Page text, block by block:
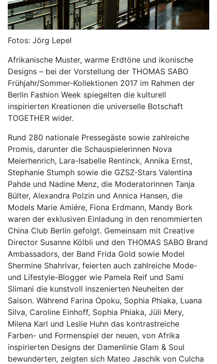
Fotos: Jörg Lepel
Afrikanische Muster, warme Erdtöne und ikonische
Designs – bei der Vorstellung der THOMAS SABO
Frühjahr/Sommer-Kollektionen 2017 im Rahmen der
Berlin Fashion Week spiegelten die kulturell
inspirierten Kreationen die universelle Botschaft
TOGETHER wider.
Rund 280 nationale Pressegäste sowie zahlreiche
Promis, darunter die Schauspielerinnen Nova
Meierhenrich, Lara-Isabelle Rentinck, Annika Ernst,
Stephanie Stumph sowie die GZSZ-Stars Valentina
Pahde und Nadine Menz, die Moderatorinnen Tanja
Bülter, Alexandra Polzin und Annica Hansen, die
Models Marie Amiére, Fiona Erdmann, Mandy Bork
waren der exklusiven Einladung in den renommierten
China Club Berlin gefolgt. Gemeinsam mit Creative
Director Susanne Kölbli und den THOMAS SABO Brand
Ambassadors, der Band Frida Gold sowie Model
Shermine Shahrivar, feierten auch zahlreiche Mode-
und Lifestyle-Blogger wie Pamela Reif und Sami
Slimani die kunstvoll inszenierten Neuheiten der
Saison. Während Farina Opoku, Sophia Phiaka, Luana
Silva, Caroline Einhoff, Sophia Phiaka, Jüli Mery,
Milena Karl und Leslie Huhn das kontrastreiche
Farben- und Formenspiel der neuen, von Afrika
inspirierten Designs der Damenlinie Glam & Soul
bewunderten, zeigten sich Mateo Jaschik von Culcha